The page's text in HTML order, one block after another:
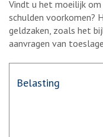
Vindt u het moeilijk
schulden voorkomen?
geldzaken, zoals het
aanvragen van
Belasting